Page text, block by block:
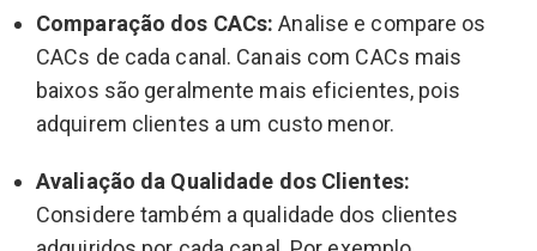
Comparação dos CACs: Analise e compare os
CACs de cada canal. Canais com CACs mais
baixos são geralmente mais eficientes, pois
adquirem clientes a um custo menor.
Avaliação da Qualidade dos Clientes:
Considere também a qualidade dos clientes